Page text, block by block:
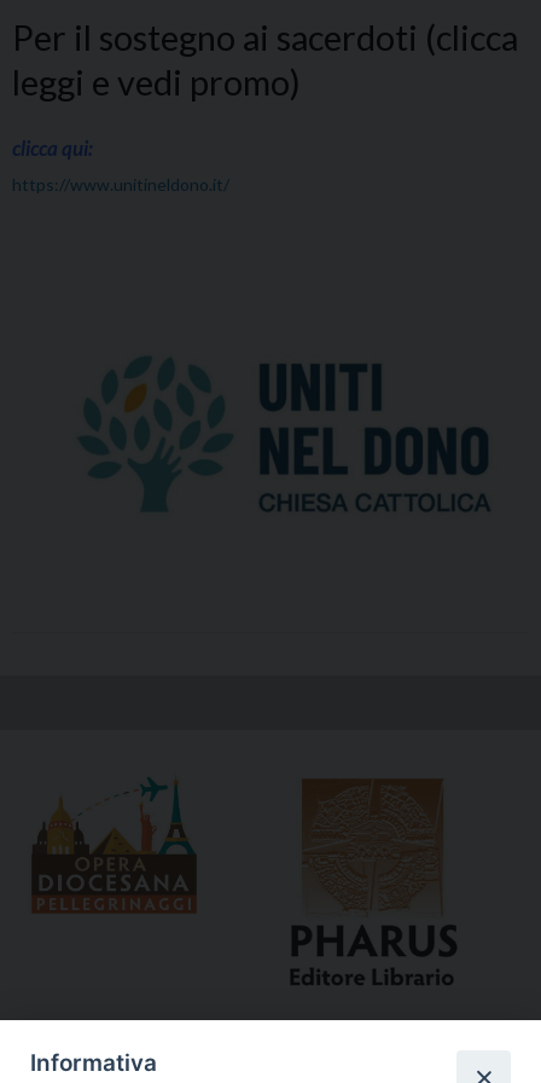
Per il sostegno ai sacerdoti (clicca
leggi e vedi promo)
clicca qui:
https://www.unitineldono.it/
Informativa